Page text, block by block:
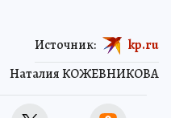
Наталия КОЖЕВНИКОВА
Источник: kp.ru